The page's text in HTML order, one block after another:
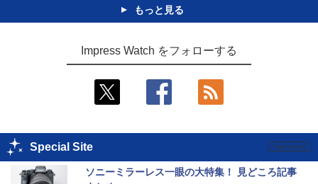
もっと見る
Impress Watch をフォローする
Special Site
ソニーミラーレス一眼の大特集！ 見どころ記事